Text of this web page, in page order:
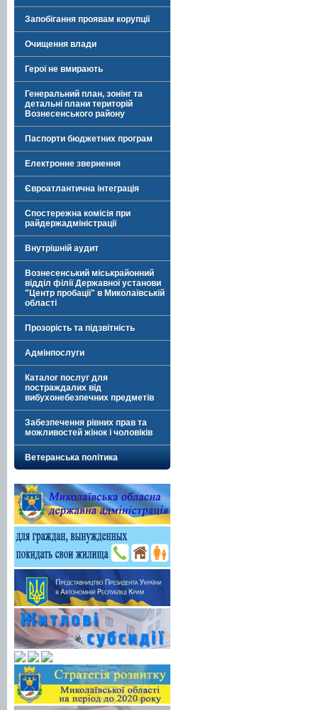
Запобігання проявам корупції
Очищення влади
Герої не вмирають
Генеральний план, зонінг та
детальні плани територій
Вознесенського району
Паспорти бюджетних програм
Електронне звернення
Євроатлантична інтеграція
Спостережна комісія при
райдержадміністрації
Внутрішній аудит
Вознесенський міськрайонний
відділ філії Державної установи
"Центр пробації" в Миколаївській
області
Прозорість та підзвітність
Адмінпослуги
Каталог послуг для
постраждалих від
вибухонебезпечних предметів
Забезпечення рівних прав та
можливостей жінок і чоловіків
Ветеранська політика